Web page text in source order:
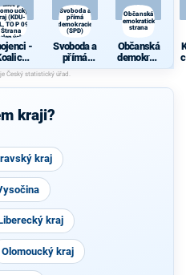
pro
(KDU-
TOP 09,
Strana
zelených,
-
pro
ý kraj
TOP
uc)
Svoboda a
přímá
demokracie
(SPD)
Svoboda a
přímá
demokraci
e (SPD)
Občanská
demokratická
strana
Občanská
demokrati
cká strana
kraji?
kraj
kraj
Olomoucký kraj